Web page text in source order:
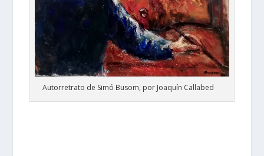
Autorretrato de Simó Busom, por Joaquín Callabed